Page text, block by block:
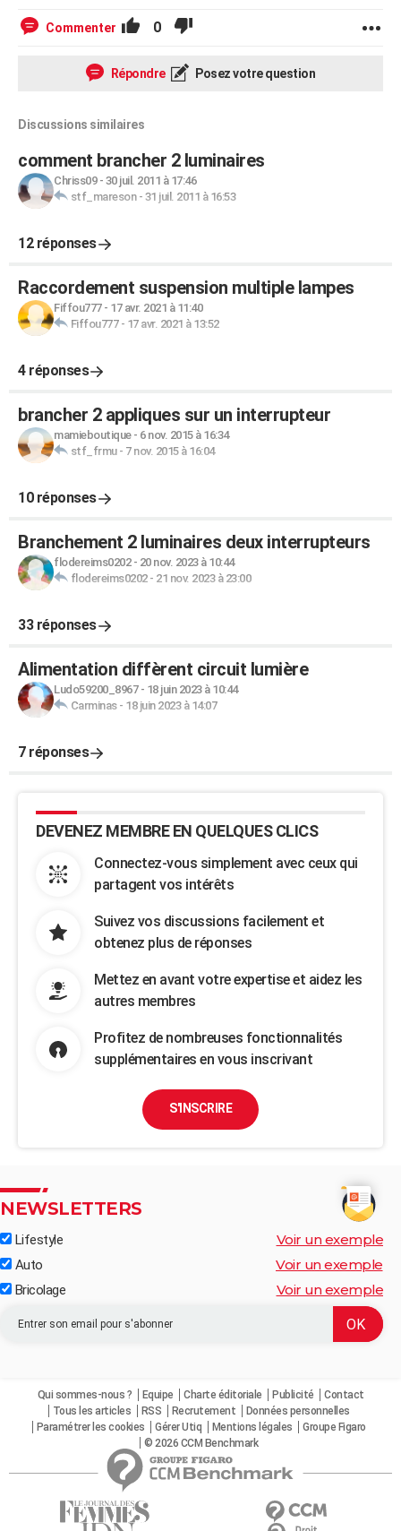
Commenter 0
Répondre Posez votre question
Discussions similaires
comment brancher 2 luminaires
Chriss09- 30 juil. 2011 à 17:46
stf_mareson- 31 juil. 2011 à 16:53
12 réponses
Raccordement suspension multiple lampes
Fiffou777- 17 avr. 2021 à 11:40
Fiffou777- 17 avr. 2021 à 13:52
4 réponses
brancher 2 appliques sur un interrupteur
mamieboutique- 6 nov. 2015 à 16:34
stf_frmu- 7 nov. 2015 à 16:04
10 réponses
Branchement 2 luminaires deux interrupteurs
flodereims0202- 20 nov. 2023 à 10:44
flodereims0202- 21 nov. 2023 à 23:00
33 réponses
Alimentation diffèrent circuit lumière
Ludo59200_8967- 18 juin 2023 à 10:44
Carminas- 18 juin 2023 à 14:07
7 réponses
DEVENEZ MEMBRE EN QUELQUES CLICS
Connectez-vous simplement avec ceux qui
partagent vos intérêts
Suivez vos discussions facilement et
obtenez plus de réponses
Mettez en avant votre expertise et aidez les
autres membres
Profitez de nombreuses fonctionnalités
supplémentaires en vous inscrivant
S'INSCRIRE
NEWSLETTERS
Lifestyle Voir un exemple
Auto Voir un exemple
Bricolage Voir un exemple
Qui sommes-nous ? Equipe Charte éditoriale Publicité
Contact
Tous les articles
RSS Recrutement
Données personnelles
Paramétrer les cookies
Gérer Utiq Mentions légales
Groupe Figaro
© 2026 CCM Benchmark